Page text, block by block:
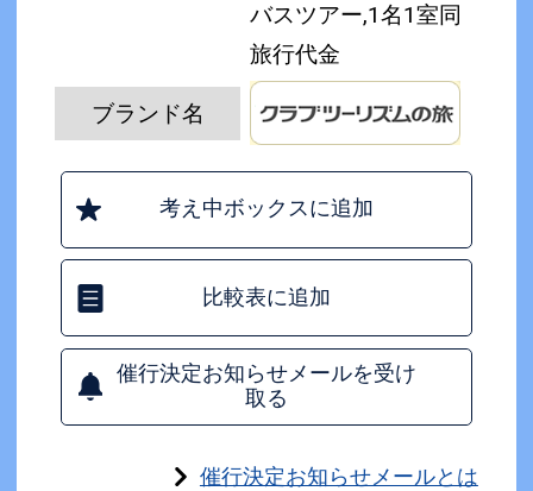
バスツアー,1名1室同
旅行代金
ブランド名
考え中ボックスに追加
比較表に追加
催行決定お知らせメールを受け
取る
催行決定お知らせメールとは